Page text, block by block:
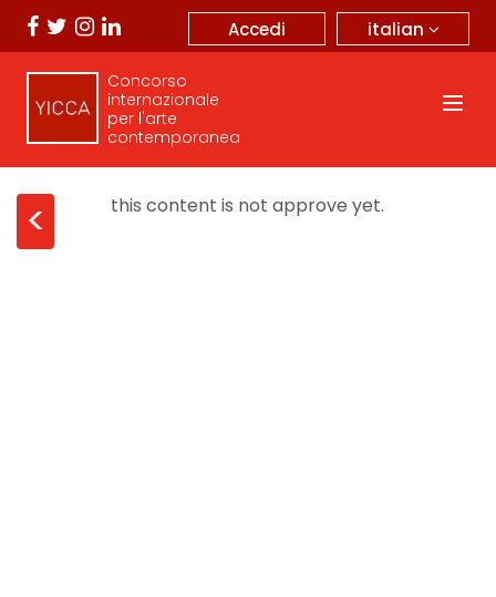
italian
Accedi
Concorso
internazionale
per l'arte
contemporanea
< this content is not approve yet.